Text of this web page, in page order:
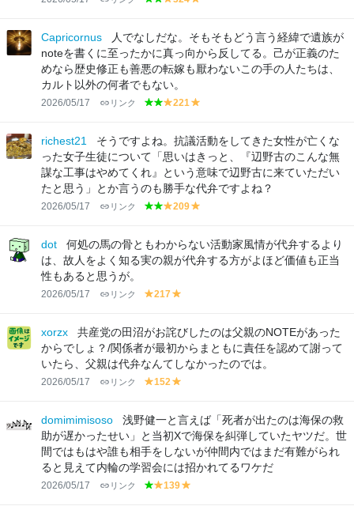
e
e
n
e
e
n
lo
w
lo
w
Capricornus
人でなしだな。そもそもどう言う経緯で遺族が
noteを書くに至ったかに真っ向から反してる。己が正義のた
めなら歴史修正も善悪の転嫁も厭わないこの手の人たちは、
カルト以外の何者でもない。
2026/05/17 リンク
g
e
e
n
g
e
e
y
w
221
lo
w
richest21
そうですよね。抗議活動をしてきた女性が亡くな
った女子生徒について「思いはきっと、『辺野古のこんな無
謀な工事はやめてくれ』という意味で辺野古に来ていただい
たと思う」とか言うのも勝手な代弁ですよね？
2026/05/17 リンク
g
e
e
g
e
e
y
lo
w
209
lo
w
dot
何処の馬の骨ともわからない活動家風情が代弁するより
は、故人をよく知る実の親が代弁する方がよほど価値も正当
性もあると思うが。
2026/05/17 リンク
y
lo
w
217
lo
w
xorzx
共産党の田沼がお詫びしたのは父親のNOTEがあった
からでしょ？/関係者が最初からまともに責任を認めて謝って
いたら、父親は代弁なんてしなかったのでは。
2026/05/17 リンク
y
lo
w
152
lo
w
domimimisoso
浅野健一と言えば「死者が出たのは海保の救
助が遅かったせい」と当初Xで海保を糾弾していたヤツだ。世
間ではもはや誰も相手をしないが仲間内ではまだ有難がられ
ると見えて内輪の学習会には招かれてるワケだ
2026/05/17 リンク
g y
139